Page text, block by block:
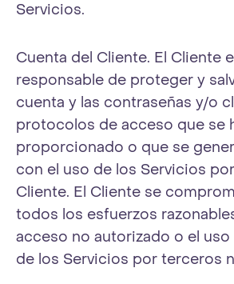
Servicios.
Cuenta del Cliente. El Cliente
responsable de proteger y
cuenta y las contraseñas y/o
protocolos de acceso que se
proporcionado o que se
con el uso de los Servicios
Cliente. El Cliente se
todos los esfuerzos
acceso no autorizado o el
de los Servicios por terceros